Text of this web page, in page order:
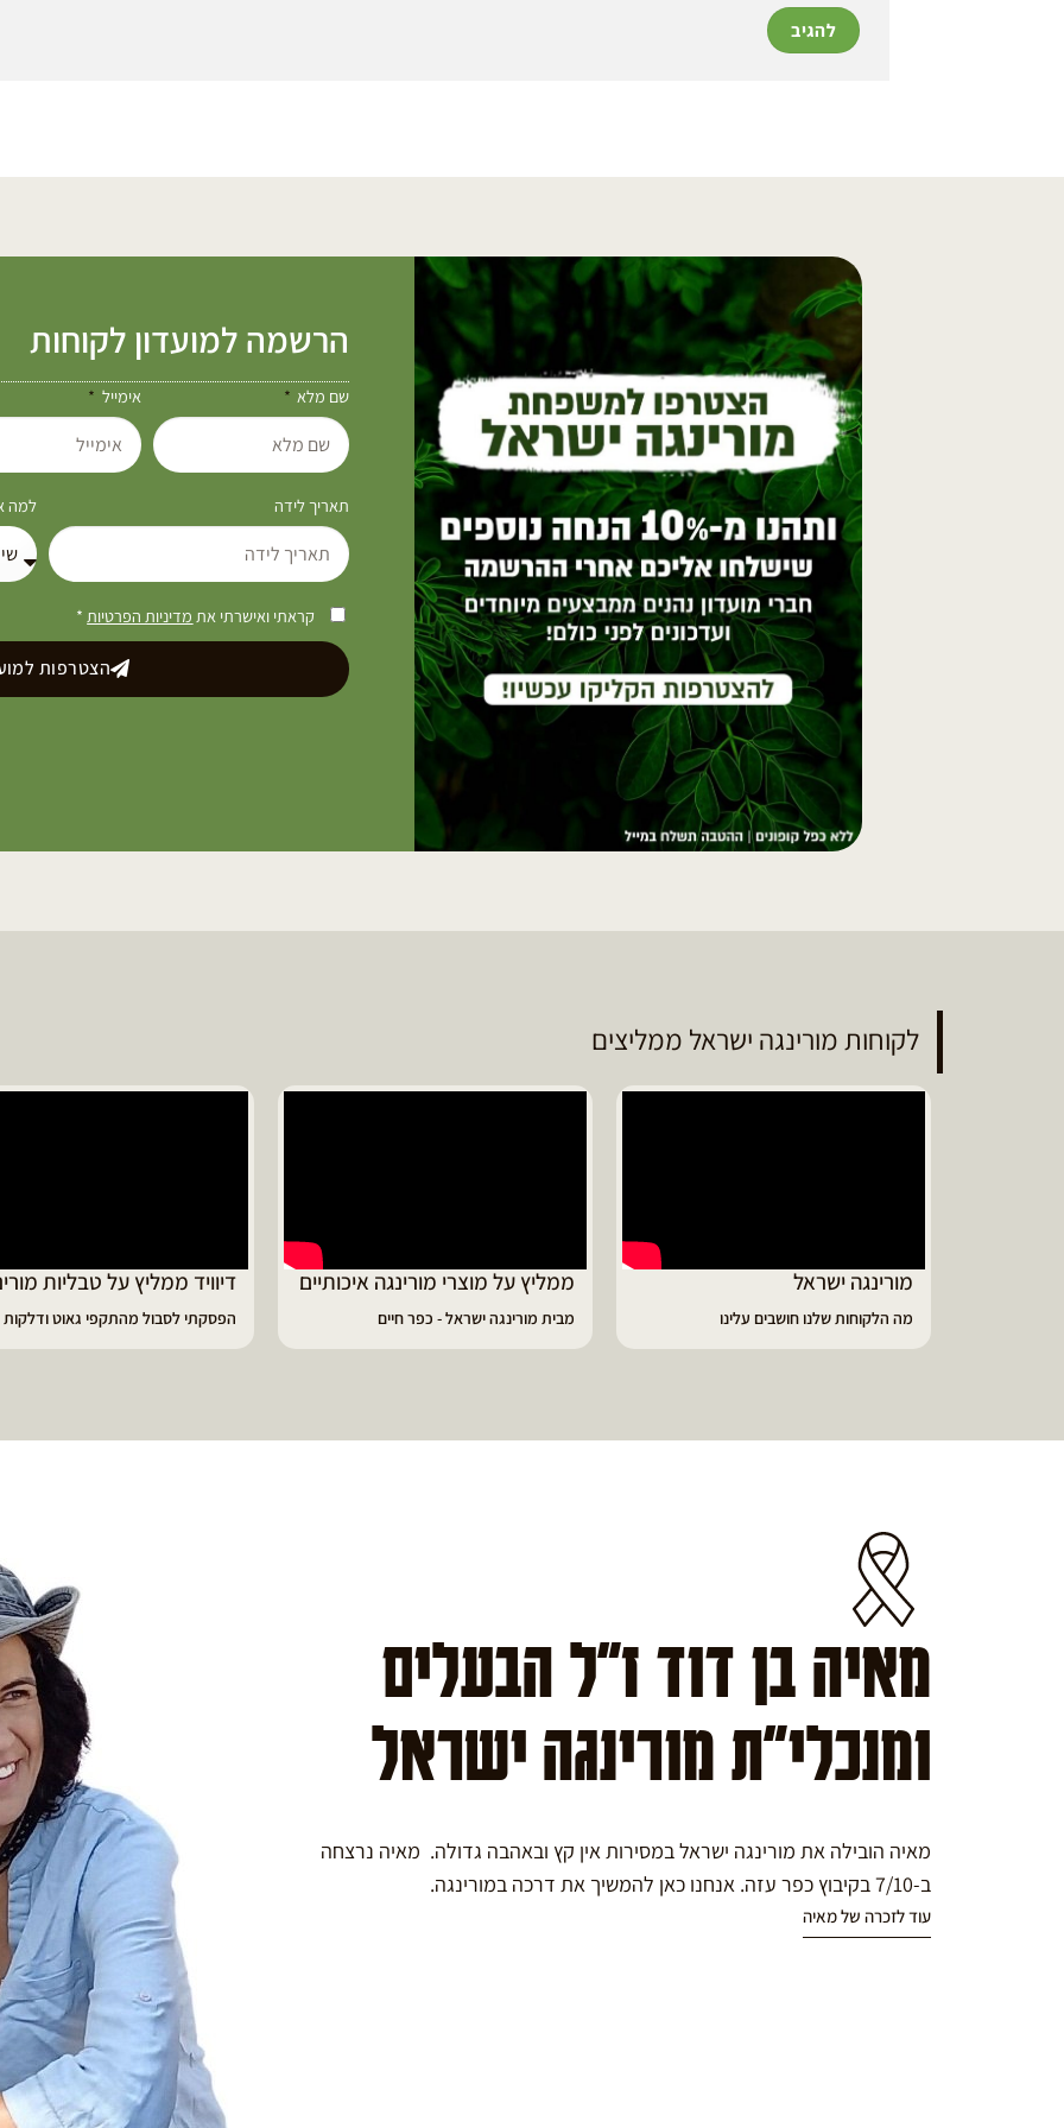
הרשמה למועדון לקוחות
שם מלא אימייל
תאריך לידה למה
קראתי ואישרתי את מדיניות הפרטיות *
הצטרפות
לקוחות מורינגה ישראל ממליצים
מורינגה ישראל
מה הלקוחות שלנו חושבים עלינו
ממליץ על מוצרי מורינגה איכותיים
מבית מורינגה ישראל - כפר חיים
דיוויד ממליץ על טבליות
הפסקתי לסבול מהתקפי גאוט ודלקות
מאיה בן דוד ז"ל הבעלים
ומנכלי"ת מורינגה ישראל
מאיה הובילה את מורינגה ישראל במסירות אין קץ ובאהבה גדולה. מאיה נרצחה
ב-7/10 בקיבוץ כפר עזה. אנחנו כאן להמשיך את דרכה במורינגה.
עוד לזכרה של מאיה